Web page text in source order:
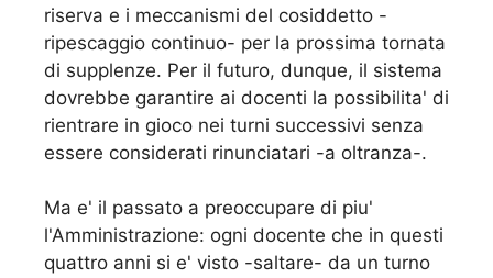
riserva e i meccanismi del cosiddetto -
ripescaggio continuo- per la prossima tornata
di supplenze. Per il futuro, dunque, il sistema
dovrebbe garantire ai docenti la possibilita' di
rientrare in gioco nei turni successivi senza
essere considerati rinunciatari -a oltranza-.
Ma e' il passato a preoccupare di piu'
l'Amministrazione: ogni docente che in questi
quattro anni si e' visto -saltare- da un turno